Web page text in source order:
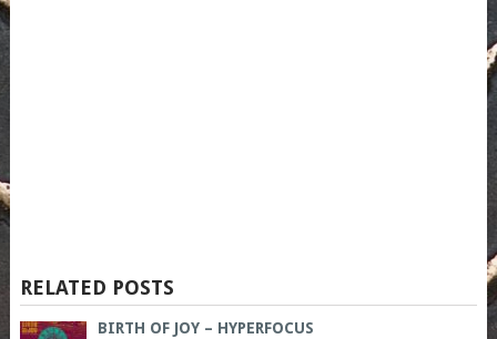
RELATED POSTS
BIRTH OF JOY – HYPERFOCUS